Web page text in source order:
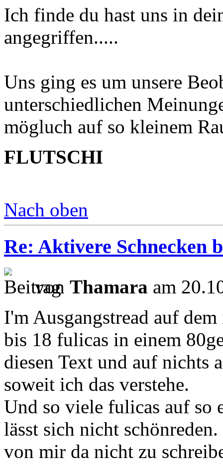
Ich finde du hast uns in
angegriffen.....
Uns ging es um unsere
unterschiedlichen
mögluch auf so kleinem
FLUTSCHI
Nach oben
Re: Aktivere Schnecken
von Thamara am
I'm Ausgangstread auf
bis 18 fulicas in einem
diesen Text und auf nichts
soweit ich das verstehe.
Und so viele fulicas auf so
lässt sich nicht
von mir da nicht zu